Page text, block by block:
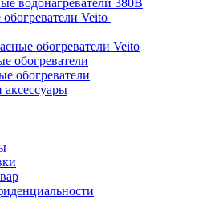
водонагреватели 380В
Veito
обогреватели Veito
обогреватели
обогреватели